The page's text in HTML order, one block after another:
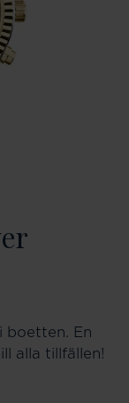
boetten. En
alla tillfällen!